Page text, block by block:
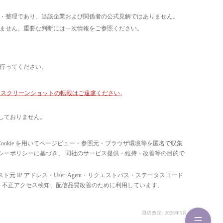
理であり、当該企業および関係者の公式見解ではありません。
ん。重要な判断には一次情報をご参照ください。
ってください。
クリーンショットの転載はご遠慮ください。
おりません。
を用いてページビュー・参照元・ブラウザ環境等を匿名で収集
ーポリシーに基づき、 同社のサービス提供・維持・改善等の目的で
元 IP アドレス・User-Agent・リクエストパス・ステータスコード
正アクセス検知、配信品質改善のために利用しています。
最終改定: 2026年5月